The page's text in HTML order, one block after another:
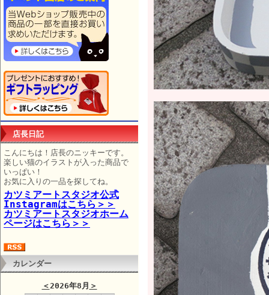
店長日記
こんにちは！店長のニッキーです。
楽しい猫のイラストが入った商品で
いっぱい！
お気に入りの一品を探してね。
カツミアートスタジオ公式
Instagramはこちら＞＞
カツミアートスタジオホーム
ページはこちら＞＞
カレンダー
＜2026年8月 ＞